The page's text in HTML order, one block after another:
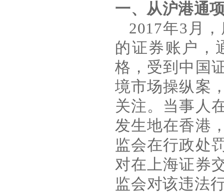
一、从沪港通
2017年3 月
的证券账户，
格，受到中国
境市场操纵案
关注。当事人
发生地在香港
监会在行政处
对在上海证券
监会对该违法